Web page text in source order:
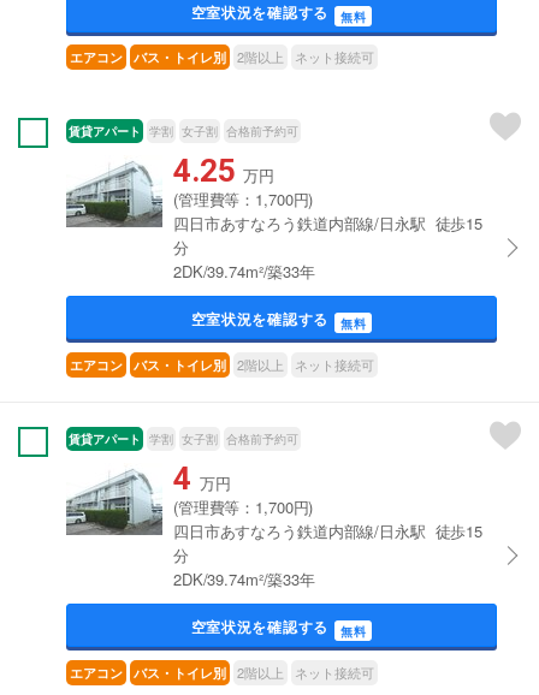
空室状況を確認する 無料
エアコン バス・トイレ別 2階以上 ネット接続可
賃貸アパート 学割 女子割 合格前予約可
4.25 万円
(管理費等：1,700円)
四日市あすなろう鉄道内部線/日永駅 徒歩15
分
2DK/39.74m²/築33年
空室状況を確認する 無料
エアコン バス・トイレ別 2階以上 ネット接続可
賃貸アパート 学割 女子割 合格前予約可
4 万円
(管理費等：1,700円)
四日市あすなろう鉄道内部線/日永駅 徒歩15
分
2DK/39.74m²/築33年
空室状況を確認する 無料
エアコン バス・トイレ別 2階以上 ネット接続可